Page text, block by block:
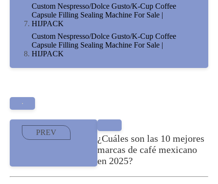
Custom Nespresso/Dolce Gusto/K-Cup Coffee
Capsule Filling Sealing Machine For Sale |
HIJPACK
Custom Nespresso/Dolce Gusto/K-Cup Coffee
Capsule Filling Sealing Machine For Sale |
HIJPACK
PREV
¿Cuáles son las 10 mejores
marcas de café mexicano
en 2025?